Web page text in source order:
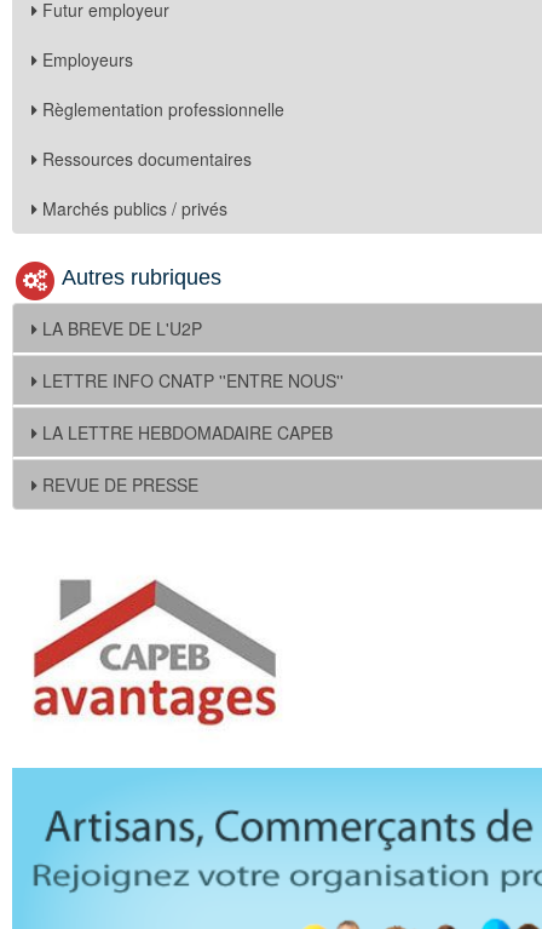
Futur employeur
Employeurs
Règlementation professionnelle
Ressources documentaires
Marchés publics / privés
Autres rubriques
LA BREVE DE L'U2P
LETTRE INFO CNATP ''ENTRE NOUS''
LA LETTRE HEBDOMADAIRE CAPEB
REVUE DE PRESSE